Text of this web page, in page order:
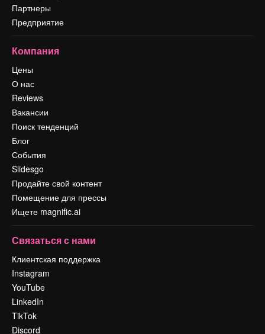
Партнеры
Предприятие
Компания
Цены
О нас
Reviews
Вакансии
Поиск тенденций
Блог
События
Slidesgo
Продайте свой контент
Помещение для прессы
Ищете magnific.ai
Связаться с нами
Клиентская поддержка
Instagram
YouTube
LinkedIn
TikTok
Discord